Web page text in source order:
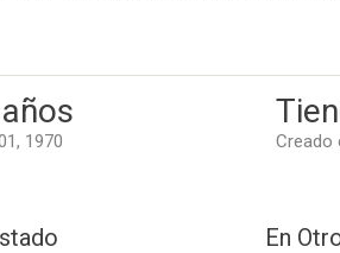
1970 Creado
En